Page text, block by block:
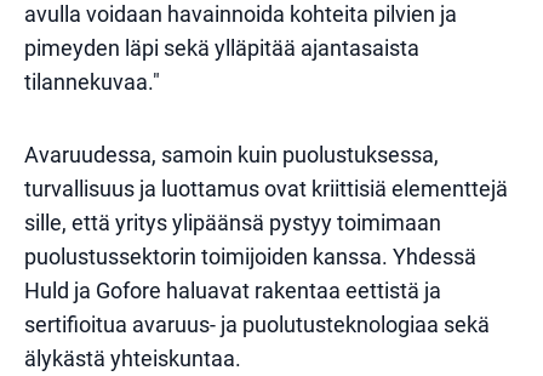
avulla voidaan havainnoida kohteita pilvien ja
pimeyden läpi sekä ylläpitää ajantasaista
tilannekuvaa."
Avaruudessa, samoin kuin puolustuksessa,
turvallisuus ja luottamus ovat kriittisiä elementtejä
sille, että yritys ylipäänsä pystyy toimimaan
puolustussektorin toimijoiden kanssa. Yhdessä
Huld ja Gofore haluavat rakentaa eettistä ja
sertifioitua avaruus- ja puolutusteknologiaa sekä
älykästä yhteiskuntaa.